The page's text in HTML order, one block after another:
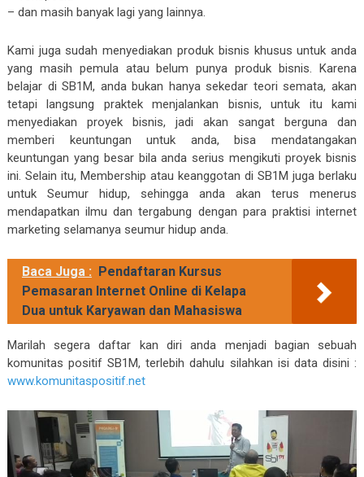
– dan masih banyak lagi yang lainnya.
Kami juga sudah menyediakan produk bisnis khusus untuk anda
yang masih pemula atau belum punya produk bisnis. Karena
belajar di SB1M, anda bukan hanya sekedar teori semata, akan
tetapi langsung praktek menjalankan bisnis, untuk itu kami
menyediakan proyek bisnis, jadi akan sangat berguna dan
memberi keuntungan untuk anda, bisa mendatangakan
keuntungan yang besar bila anda serius mengikuti proyek bisnis
ini. Selain itu, Membership atau keanggotan di SB1M juga berlaku
untuk Seumur hidup, sehingga anda akan terus menerus
mendapatkan ilmu dan tergabung dengan para praktisi internet
marketing selamanya seumur hidup anda.
Baca Juga : Pendaftaran Kursus
Pemasaran Internet Online di Kelapa
Dua untuk Karyawan dan Mahasiswa
Marilah segera daftar kan diri anda menjadi bagian sebuah
komunitas positif SB1M, terlebih dahulu silahkan isi data disini :
www.komunitaspositif.net